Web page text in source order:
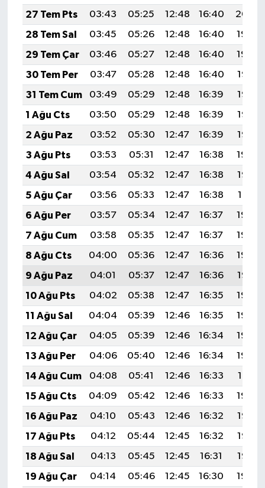
27 Tem Pts
03:43 05:25 12:48 16:40
20:00
28 Tem Sal
03:45 05:26 12:48 16:40
19:59
29 Tem Çar
03:46 05:27 12:48 16:40
19:59
30 Tem Per
03:47 05:28 12:48 16:40
19:58
31 Tem Cum
03:49 05:29 12:48 16:39
19:57
1 Ağu Cts
03:50 05:29 12:48 16:39
19:56
2 Ağu Paz
03:52 05:30 12:47 16:39
19:55
3 Ağu Pts
03:53 05:31 12:47 16:38
19:54
4 Ağu Sal
03:54 05:32 12:47 16:38
19:53
5 Ağu Çar
03:56 05:33 12:47 16:38
19:51
6 Ağu Per
03:57 05:34 12:47 16:37
19:50
7 Ağu Cum
03:58 05:35 12:47 16:37
19:49
8 Ağu Cts
04:00 05:36 12:47 16:36
19:48
9 Ağu Paz
04:01 05:37 12:47 16:36
19:47
10 Ağu Pts
04:02 05:38 12:47 16:35
19:46
11 Ağu Sal
04:04 05:39 12:46 16:35
19:44
12 Ağu Çar
04:05 05:39 12:46 16:34
19:43
13 Ağu Per
04:06 05:40 12:46 16:34
19:42
14 Ağu Cum
04:08 05:41 12:46 16:33
19:41
15 Ağu Cts
04:09 05:42 12:46 16:33
19:39
16 Ağu Paz
04:10 05:43 12:46 16:32
19:38
17 Ağu Pts
04:12 05:44 12:45 16:32
19:37
18 Ağu Sal
04:13 05:45 12:45 16:31
19:35
19 Ağu Çar
04:14 05:46 12:45 16:30
19:34